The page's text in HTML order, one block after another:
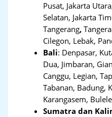
Pusat, Jakarta
Selatan, Jakarta
Tangerang,
Cilegon, Lebak,
Bali: Denpasar,
Dua, Jimbaran,
Canggu, Legian,
Tabanan, Badung,
Karangasem,
Sumatra dan